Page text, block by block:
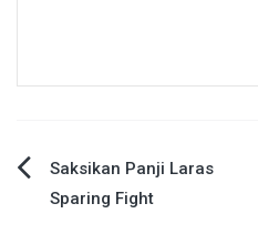
Navigasi
Saksikan Panji Laras
Sparing Fight